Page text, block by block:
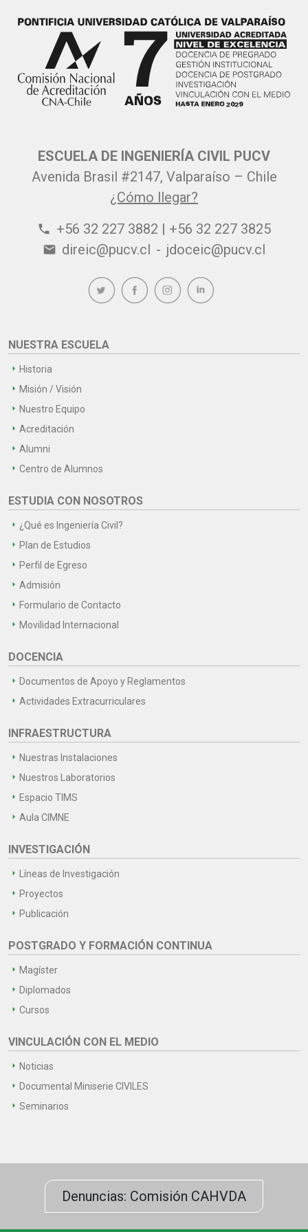
ESCUELA DE INGENIERÍA CIVIL PUCV
Avenida Brasil #2147, Valparaíso – Chile
¿Cómo llegar?
phone +56 32 227 3882 | +56 32 227 3825
email direic@pucv.cl - jdoceic@pucv.cl
NUESTRA ESCUELA
Historia
Misión / Visión
Nuestro Equipo
Acreditación
Alumni
Centro de Alumnos
ESTUDIA CON NOSOTROS
¿Qué es Ingeniería Civil?
Plan de Estudios
Perfil de Egreso
Admisión
Formulario de Contacto
Movilidad Internacional
DOCENCIA
Documentos de Apoyo y Reglamentos
Actividades Extracurriculares
INFRAESTRUCTURA
Nuestras Instalaciones
Nuestros Laboratorios
Espacio TIMS
Aula CIMNE
INVESTIGACIÓN
Líneas de Investigación
Proyectos
Publicación
POSTGRADO Y FORMACIÓN CONTINUA
Magíster
Diplomados
Cursos
VINCULACIÓN CON EL MEDIO
Noticias
Documental Miniserie CIVILES
Seminarios
Denuncias: Comisión CAHVDA